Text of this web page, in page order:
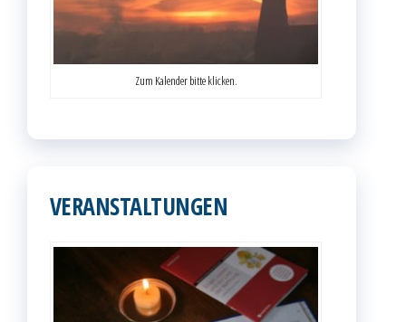
Zum Kalender bitte klicken.
VERANSTALTUNGEN